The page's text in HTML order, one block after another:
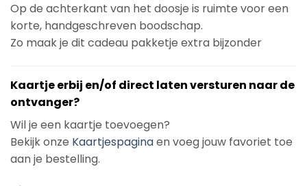
Op de achterkant van het doosje is ruimte voor een
korte, handgeschreven boodschap.
Zo maak je dit cadeau pakketje extra bijzonder
Kaartje erbij en/of direct laten versturen naar de
ontvanger?
Wil je een kaartje toevoegen?
Bekijk onze Kaartjespaginaen voeg jouw favoriet toe
aan je bestelling.